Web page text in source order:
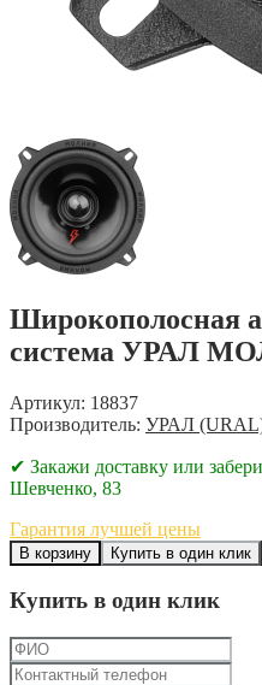
Широкополосная
система УРАЛ
Артикул: 18837
Производитель: УРАЛ
✔ Закажи доставку или
Шевченко, 83
Гарантия лучшей цены
В корзину Купить в один клик
Купить в один клик